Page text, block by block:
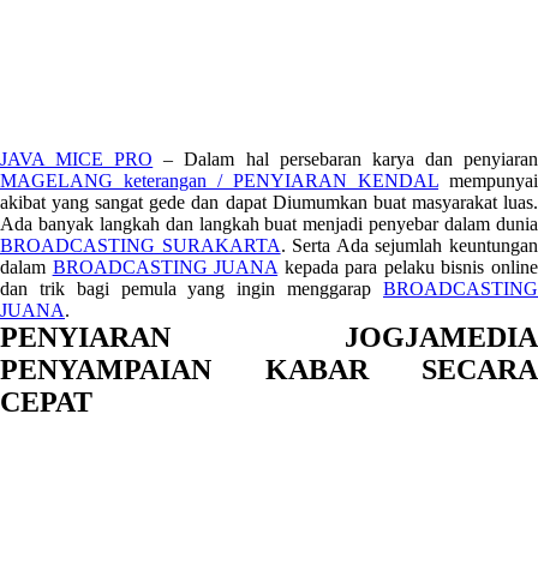
JAVA MICE PRO – Dalam hal persebaran karya dan penyiaran
MAGELANG keterangan / PENYIARAN KENDAL mempunyai
akibat yang sangat gede dan dapat Diumumkan buat masyarakat luas.
Ada banyak langkah dan langkah buat menjadi penyebar dalam dunia
BROADCASTING SURAKARTA. Serta Ada sejumlah keuntungan
dalam BROADCASTING JUANA kepada para pelaku bisnis online
dan trik bagi pemula yang ingin menggarap BROADCASTING
JUANA.
PENYIARAN JOGJAMEDIA
PENYAMPAIAN KABAR SECARA
CEPAT